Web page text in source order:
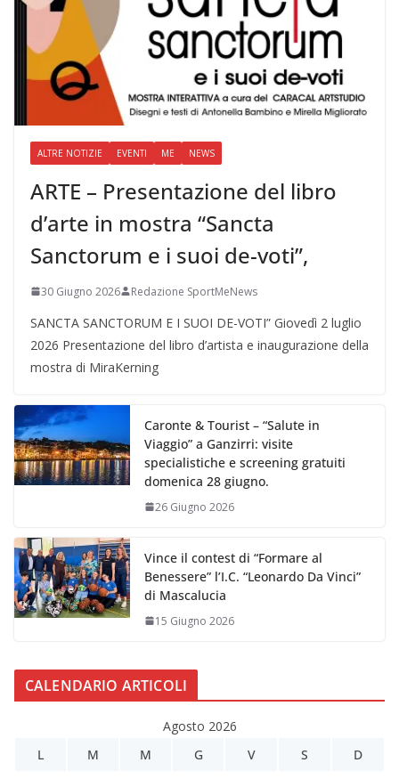
ALTRE NOTIZIE EVENTI ME NEWS
ARTE – Presentazione del libro
d’arte in mostra “Sancta
Sanctorum e i suoi de-voti”,
30 Giugno 2026 Redazione SportMeNews
SANCTA SANCTORUM E I SUOI DE-VOTI” Giovedì 2 luglio
2026 Presentazione del libro d’artista e inaugurazione della
mostra di MiraKerning
Caronte & Tourist – “Salute in
Viaggio” a Ganzirri: visite
specialistiche e screening gratuiti
domenica 28 giugno.
26 Giugno 2026
Vince il contest di “Formare al
Benessere” l’I.C. “Leonardo Da Vinci”
di Mascalucia
15 Giugno 2026
CALENDARIO ARTICOLI
Agosto 2026
L
M M G V S D